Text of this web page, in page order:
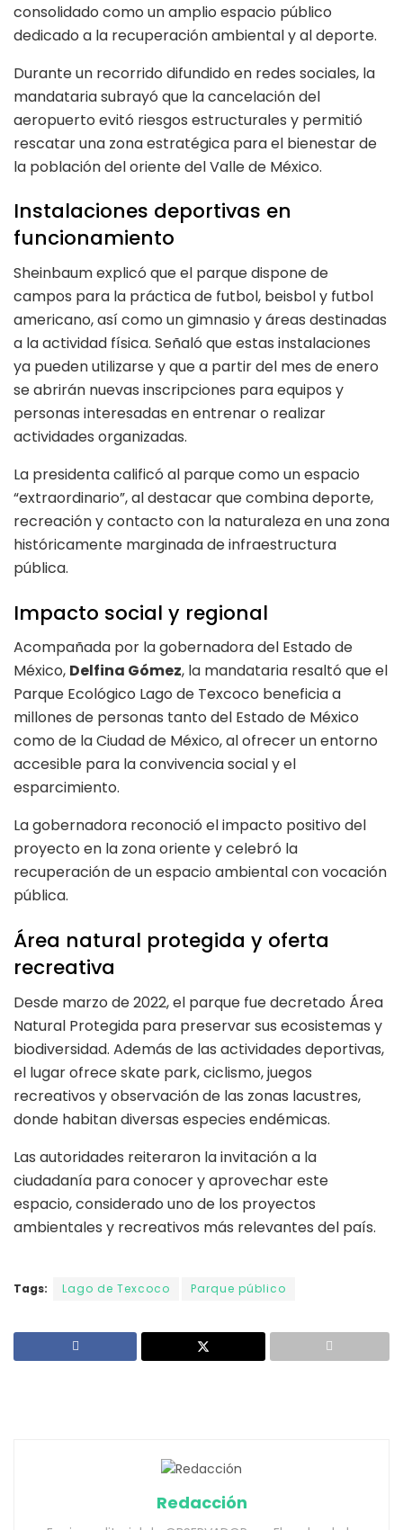
consolidado como un amplio espacio público
dedicado a la recuperación ambiental y al deporte.
Durante un recorrido difundido en redes sociales, la
mandataria subrayó que la cancelación del
aeropuerto evitó riesgos estructurales y permitió
rescatar una zona estratégica para el bienestar de
la población del oriente del Valle de México.
Instalaciones deportivas en
funcionamiento
Sheinbaum explicó que el parque dispone de
campos para la práctica de futbol, beisbol y futbol
americano, así como un gimnasio y áreas destinadas
a la actividad física. Señaló que estas instalaciones
ya pueden utilizarse y que a partir del mes de enero
se abrirán nuevas inscripciones para equipos y
personas interesadas en entrenar o realizar
actividades organizadas.
La presidenta calificó al parque como un espacio
“extraordinario”, al destacar que combina deporte,
recreación y contacto con la naturaleza en una zona
históricamente marginada de infraestructura
pública.
Impacto social y regional
Acompañada por la gobernadora del Estado de
México, Delfina Gómez, la mandataria resaltó que el
Parque Ecológico Lago de Texcoco beneficia a
millones de personas tanto del Estado de México
como de la Ciudad de México, al ofrecer un entorno
accesible para la convivencia social y el
esparcimiento.
La gobernadora reconoció el impacto positivo del
proyecto en la zona oriente y celebró la
recuperación de un espacio ambiental con vocación
pública.
Área natural protegida y oferta
recreativa
Desde marzo de 2022, el parque fue decretado Área
Natural Protegida para preservar sus ecosistemas y
biodiversidad. Además de las actividades deportivas,
el lugar ofrece skate park, ciclismo, juegos
recreativos y observación de las zonas lacustres,
donde habitan diversas especies endémicas.
Las autoridades reiteraron la invitación a la
ciudadanía para conocer y aprovechar este
espacio, considerado uno de los proyectos
ambientales y recreativos más relevantes del país.
Tags: Lago de Texcoco Parque público
Redacción